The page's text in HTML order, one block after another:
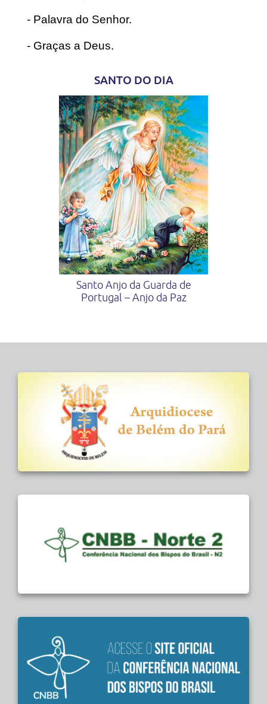
- Palavra do Senhor.
- Graças a Deus.
SANTO DO DIA
Santo Anjo da Guarda de
Portugal – Anjo da Paz